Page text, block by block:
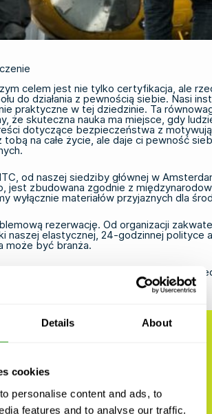
Details About
cookies
personalise content and ads, to
features and to analyse our traffic.
celem jest nie tylko certyfikacja, ale
do działania z pewnością siebie. Nasi
praktyczne w tej dziedzinie. Ta
że skuteczna nauka ma miejsce, gdy
dotyczące bezpieczeństwa z
na całe życie, ale daje ci pewność
od naszej siedziby głównej w
jest zbudowana zgodnie z
wyłącznie materiałów przyjaznych dla
rezerwację. Od organizacji
naszej elastycznej, 24-godzinnej
może być branża.
w kursie; doświadczasz
szkolenie na raz.